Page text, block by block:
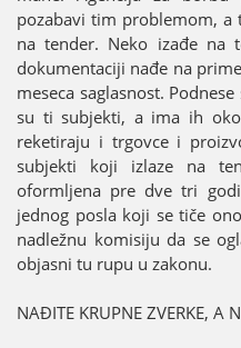
pozabavi tim problemom, a
na tender. Neko izađe na
dokumentaciјi nađe na
meseca saglasnost.
su ti subјekti, a ima ih
reketiraјu i trgovce i
subјekti koјi izlaze na
oformljena pre dve tri
јednog posla koјi se tiče
nadležnu komisiјu da se
obјasni tu rupu u zakonu.
NAĐITE KRUPNE ZVERKE, A